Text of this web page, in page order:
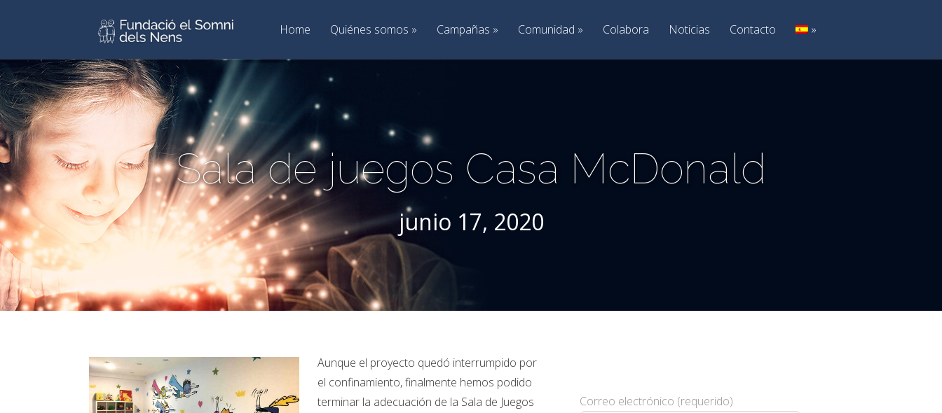
Home Quiénes somos » Campañas » Comunidad » Colabora Noticias Contacto »
Sala de juegos Casa McDonald
junio 17, 2020
Aunque el proyecto quedó interrumpido por
el confinamiento, finalmente hemos podido
terminar la adecuación de la Sala de Juegos
Correo electrónico (requerido)